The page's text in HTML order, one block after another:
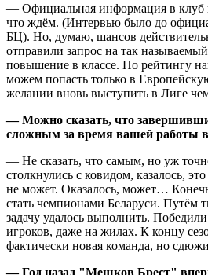
— Официальная информация в клуб
что ждём. (Интервью было до
БЦ). Но, думаю, шансов
отправили запрос на так
повышение в классе. По рейтингу
можем попасть только в
желании вновь выступить в Лиге
— Можно сказать, что
сложным за время вашей работы в
— Не сказать, что самым, но уж
столкнулись с ковидом, казалось,
не может. Оказалось, может…
стать чемпионами Беларуси. Путём
задачу удалось выполнить.
игроков, даже на жилах. К концу
фактически новая команда, но
— Год назад "Мешков Брест"